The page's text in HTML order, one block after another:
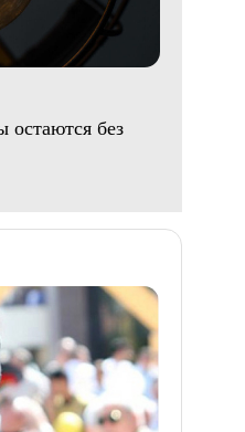
без